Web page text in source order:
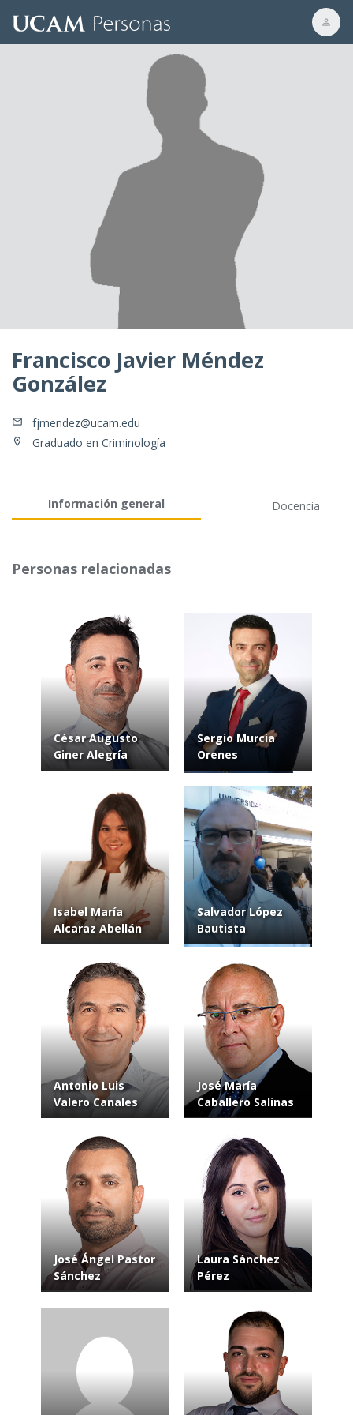
Francisco Javier Méndez
González
fjmendez@ucam.edu
Graduado en Criminología
Información general Docencia
Personas relacionadas
César Augusto
Giner Alegría
Sergio Murcia
Orenes
Isabel María
Alcaraz Abellán
Salvador López
Bautista
Antonio Luis
Valero Canales
José María
Caballero Salinas
José Ángel Pastor
Sánchez
Laura Sánchez
Pérez